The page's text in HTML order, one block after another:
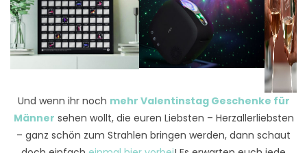
Und wenn ihr noch mehr Valentinstag Geschenke für
Männer sehen wollt, die euren Liebsten – Herzallerliebsten
– ganz schön zum Strahlen bringen werden, dann schaut